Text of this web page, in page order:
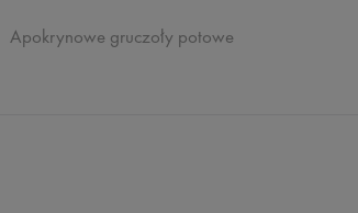
Apokrynowe gruczoły potowe